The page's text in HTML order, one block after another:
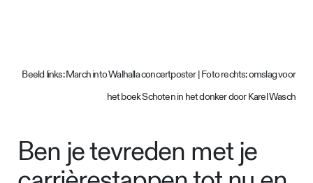
Beeld links: March into Walhalla concertposter | Foto rechts: omslag voor
het boek Schoten in het donker door Karel Wasch
Ben je tevreden met je